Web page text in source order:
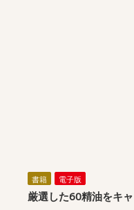
書籍 電子版
厳選した60精油をキ